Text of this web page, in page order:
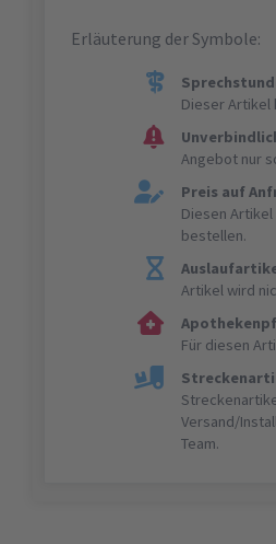
Erläuterung der Symbole:
Dieser Artikel
Angebot nur
Preis auf
Diesen
bestellen.
Artikel wird
Für diesen
Versand/
Team.